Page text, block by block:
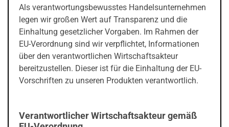
Als verantwortungsbewusstes Handelsunternehmen
legen wir großen Wert auf Transparenz und die
Einhaltung gesetzlicher Vorgaben. Im Rahmen der
EU-Verordnung sind wir verpflichtet, Informationen
über den verantwortlichen Wirtschaftsakteur
bereitzustellen. Dieser ist für die Einhaltung der EU-
Vorschriften zu unseren Produkten verantwortlich.
Verantwortlicher Wirtschaftsakteur gemäß